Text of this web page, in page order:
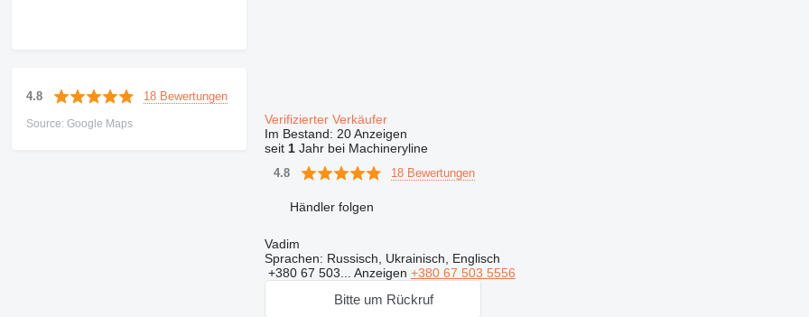
4.8 18 Bewertungen
Source: Google Maps
Verifizierter Verkäufer
Im Bestand: 20 Anzeigen
seit 1Jahr bei Machineryline
4.8 18 Bewertungen
Händler folgen
Vadim
Sprachen: Russisch, Ukrainisch, Englisch
+380 67 503... Anzeigen +380 67 503 5556
Bitte um Rückruf